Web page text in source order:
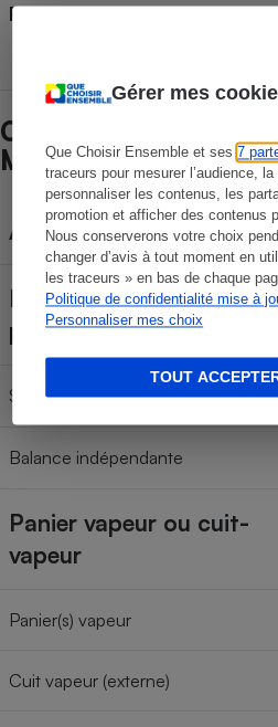
Gérer mes
Que Choisir Ensemble et ses7
traceurs pour mesurer l’audience,
personnaliser les contenus, les
promotion et afficher des contenus
Nous conserverons votre choix
changer d’avis à tout moment en
les traceurs » en bas de chaque
Politique de confidentialité mise à
Personnaliser mes choix
TOUT
Risques de brûlures
Caractéristiques
Monsieur Cuisine Smart
Appareil connecté
Balance ou système de
pesage intégré
Système de pesage intégré
Balance indépendante
Panier vapeur ou cuit-
vapeur
Panier(s) vapeur
Cuit vapeur (externe)